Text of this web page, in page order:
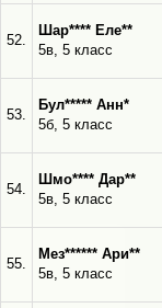
52.
Шар**** Еле**
5в, 5 класс
53.
Бул***** Анн*
5б, 5 класс
54.
Шмо**** Дар**
5в, 5 класс
55.
Мез****** Ари**
5в, 5 класс